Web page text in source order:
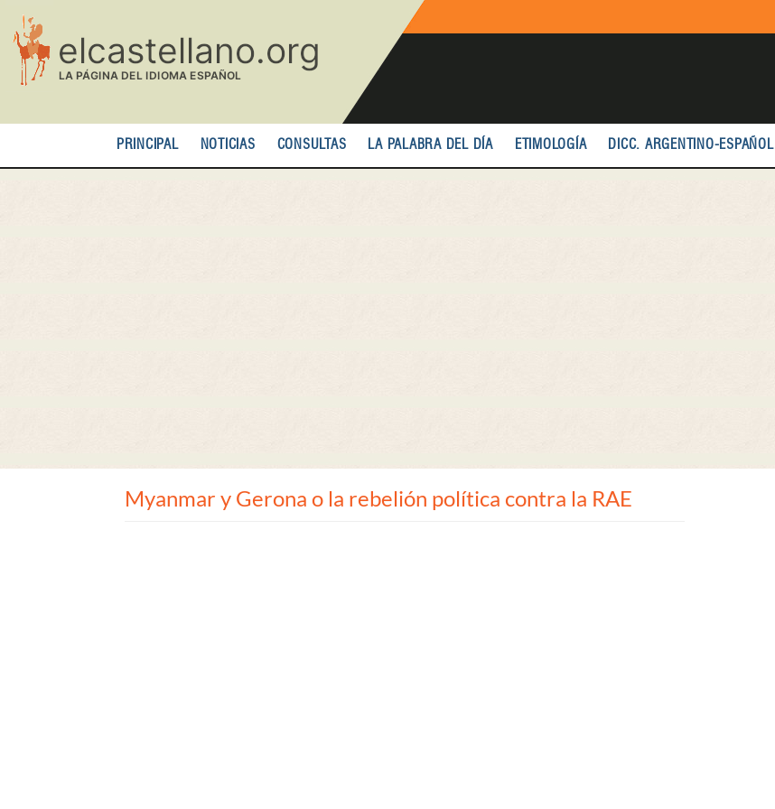
contenido
principal
PRINCIPAL NOTICIAS CONSULTAS LA PALABRA DEL DÍA ETIMOLOGÍA DICC. ARGENTINO-ESPAÑOL
Myanmar y Gerona o la rebelión política contra la RAE